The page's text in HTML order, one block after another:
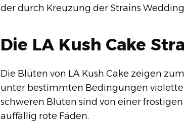
der durch Kreuzung der Strains
Die LA Kush Cake
Die Blüten von LA Kush Cake zeigen
unter bestimmten Bedingungen
schweren Blüten sind von einer
auffällig rote Fäden.